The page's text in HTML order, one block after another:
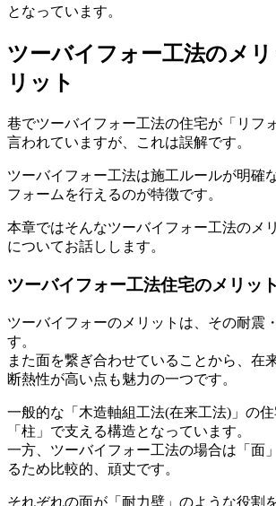
となっています。
ツーバイフォー工法のメ
リット
巷でツーバイフォー工法の住宅が「リフ
言われていますが、これは誤解です。
ツーバイフォー工法は施工ルールが明確
フォームを行えるのが特徴です。
本章ではそんなツーバイフォー工法のメ
についてお話しします。
ツーバイフォー工法住宅のメリット
ツーバイフォーのメリットは、その耐震
す。
また面を繋ぎ合わせていることから、在
断熱性が高い点も魅力の一つです。
一般的な「木造軸組工法(在来工法)」の
「柱」で支える構造となっています。
一方、ツーバイフォー工法の場合は「面
るため比較的、頑丈です。
それぞれの面が「耐力壁」のような役割